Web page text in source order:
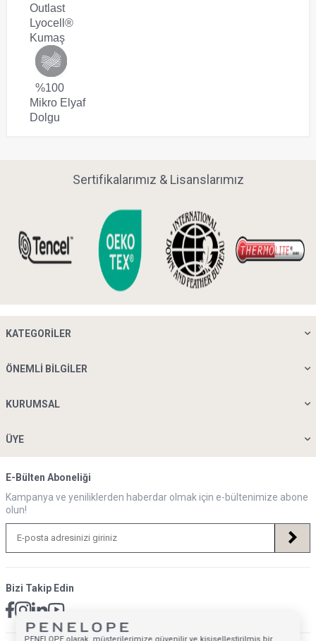
Outlast
Lyocell®
Kumaş
%100
Mikro Elyaf
Dolgu
Sertifikalarımız & Lisanslarımız
KATEGORILER
ÖNEMLI BILGILER
KURUMSAL
ÜYE
E-Bülten Aboneliği
Kampanya ve yeniliklerden haberdar olmak için e-bültenimize abone
olun!
Bizi Takip Edin